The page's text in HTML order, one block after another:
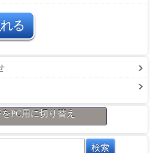
PC用に切り替え